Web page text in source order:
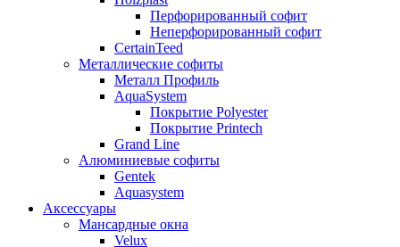
Перфорированный софит
Неперфорированный софит
CertainTeed
Металлические софиты
Металл Профиль
AquaSystem
Покрытие Polyester
Покрытие Printech
Grand Line
Алюминиевые софиты
Gentek
Aquasystem
Аксессуары
Мансардные окна
Velux